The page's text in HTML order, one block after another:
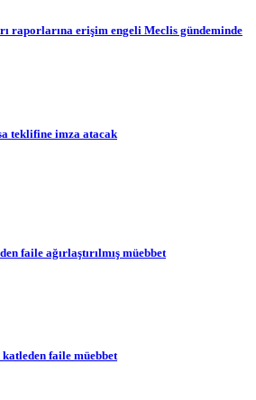
raporlarına erişim engeli Meclis gündeminde
teklifine imza atacak
faile ağırlaştırılmış müebbet
katleden faile müebbet